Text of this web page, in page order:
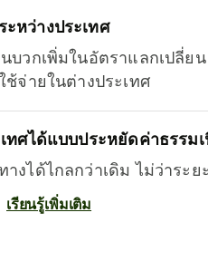
หว่างประเทศ
บวกเพิ่มในอัตราแลกเปลี่ย
ช้จ่ายในต่างประเทศ
ทศได้แบบประหยัดค่าธรรม
งได้ไกลกว่าเดิม ไม่ว่าระย
เรียนรู้เพิ่มเติม